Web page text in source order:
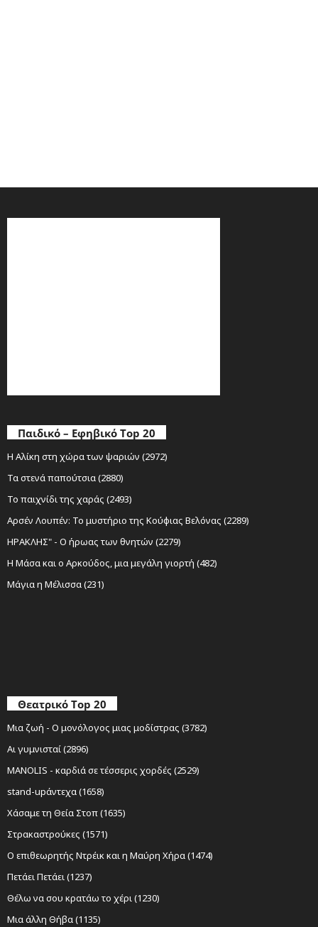
Παιδικό – Εφηβικό Top 20
Η Αλίκη στη χώρα των ψαριών (2972)
Τα στενά παπούτσια (2880)
Το παιχνίδι της χαράς (2493)
Αρσέν Λουπέν: Το μυστήριο της Κούφιας Βελόνας (2289)
ΗΡΑΚΛΗΣ" - Ο ήρωας των θνητών (2279)
Η Μάσα και ο Αρκούδος, μια μεγάλη γιορτή (482)
Μάγια η Μέλισσα (231)
Θεατρικό Top 20
Μια ζωή - Ο μονόλογος μιας μοδίστρας (3782)
Αι γυμνισταί (2896)
MANOLIS - καρδιά σε τέσσερις χορδές (2529)
stand-upάντεχα (1658)
Χάσαμε τη Θεία Στοπ (1635)
Στρακαστρούκες (1571)
Ο επιθεωρητής Ντρέικ και η Μαύρη Χήρα (1474)
Πετάει Πετάει (1237)
Θέλω να σου κρατάω το χέρι (1230)
Μια άλλη Θήβα (1135)